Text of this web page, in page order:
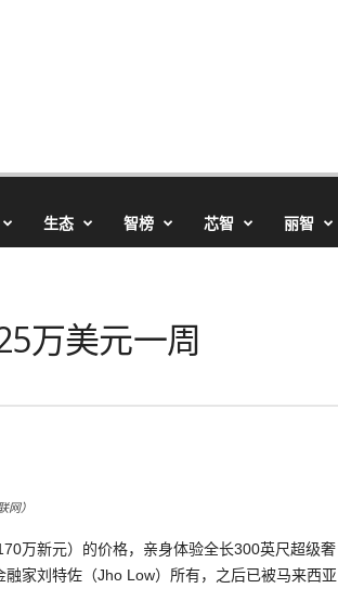
生态 智榜 芯智 丽智
万美元一周
网）
万新元）的价格，亲身体验全长300英尺超级奢
家刘特佐（Jho Low）所有，之后已被马来西亚